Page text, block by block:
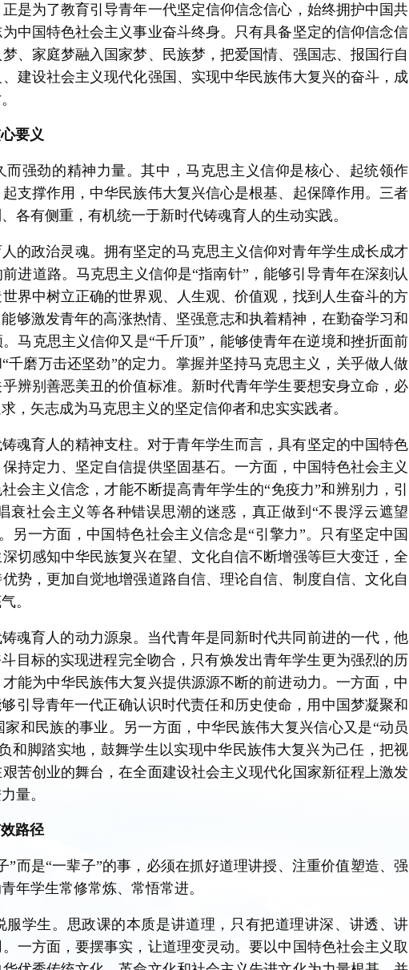
是为了教育引导青年一代坚定信仰信念信心，始终拥护中国共
中国特色社会主义事业奋斗终身。只有具备坚定的信仰信念信
、家庭梦融入国家梦、民族梦，把爱国情、强国志、报国行自
建设社会主义现代化强国、实现中华民族伟大复兴的奋斗，成
要义
强劲的精神力量。其中，马克思主义信仰是核心、起统领作
支撑作用，中华民族伟大复兴信心是根基、起保障作用。三者
各有侧重，有机统一于新时代铸魂育人的生动实践。
的政治灵魂。拥有坚定的马克思主义信仰对青年学生成长成才
进道路。马克思主义信仰是“指南针”，能够引导青年在深刻认
界中树立正确的世界观、人生观、价值观，找到人生奋斗的方
够激发青年的高涨热情、坚强意志和执着精神，在勤奋学习和
马克思主义信仰又是“千斤顶”，能够使青年在逆境和挫折面前
千磨万击还坚劲”的定力。掌握并坚持马克思主义，关乎做人做
辨别善恶美丑的价值标准。新时代青年学生要想安身立命，必
，矢志成为马克思主义的坚定信仰者和忠实实践者。
魂育人的精神支柱。对于青年学生而言，具有坚定的中国特色
持定力、坚定自信提供坚固基石。一方面，中国特色社会主义
会主义信念，才能不断提高青年学生的“免疫力”和辨别力，引
衰社会主义等各种错误思潮的迷惑，真正做到“不畏浮云遮望
另一方面，中国特色社会主义信念是“引擎力”。只有坚定中国
切感知中华民族复兴在望、文化自信不断增强等巨大变迁，全
势，更加自觉地增强道路自信、理论自信、制度自信、文化自
。
魂育人的动力源泉。当代青年是同新时代共同前进的一代，他
目标的实现进程完全吻合，只有焕发出青年学生更为强烈的历
能为中华民族伟大复兴提供源源不断的前进动力。一方面，中
引导青年一代正确认识时代责任和历史使命，用中国梦凝聚和
和民族的事业。另一方面，中华民族伟大复兴信心又是“动员
和脚踏实地，鼓舞学生以实现中华民族伟大复兴为己任，把视
苦创业的舞台，在全面建设社会主义现代化国家新征程上激发
量。
路径
”而是“一辈子”的事，必须在抓好道理讲授、注重价值塑造、强
年学生常修常炼、常悟常进。
学生。思政课的本质是讲道理，只有把道理讲深、讲透、讲
一方面，要摆事实，让道理变灵动。要以中国特色社会主义取